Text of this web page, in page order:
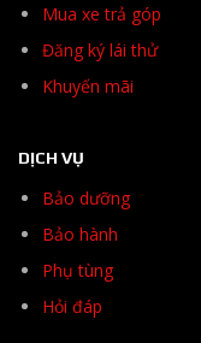
Mua xe trả góp
Đăng ký lái thử
Khuyến mãi
DỊCH VỤ
Bảo dưỡng
Bảo hành
Phụ tùng
Hỏi đáp